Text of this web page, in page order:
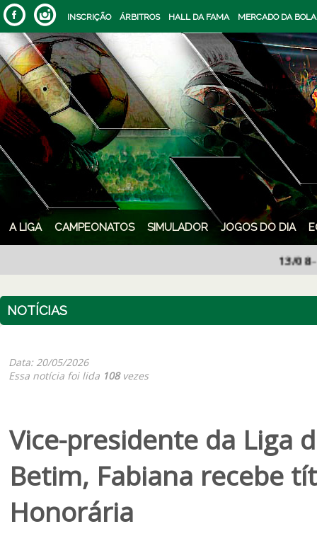
INSCRIÇÃO ÁRBITROS HALL DA FAMA MERCADO DA BOLA
A LIGA CAMPEONATOS SIMULADOR JOGOS DO DIA
13/08- Em
NOTÍCIAS
Data: 20/05/2026
Essa notícia foi lida 108vezes
Vice-presidente da Liga
Betim, Fabiana recebe
Honorária